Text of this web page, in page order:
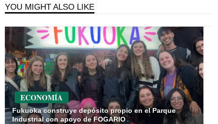
YOU MIGHT ALSO LIKE
ECONOMÍA
Fukuoka construye depósito propio en el Parque
Industrial con apoyo de FOGARIO